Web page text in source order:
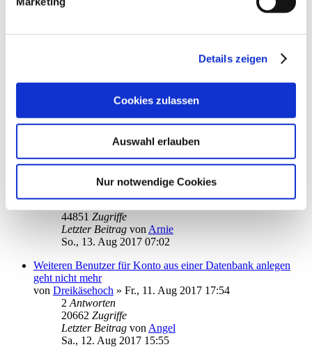
Details zeigen
Cookies zulassen
Auswahl erlauben
Nur notwendige Cookies
3
Letzter Beitragvonaudiolet
vonPepo»Fr., 11. Aug 2017 11:42
Zugriffe
Letzter BeitragvonPepo
vonArnie»Mi., 19. Jul 2017 15:22
44851 Zugriffe
Letzter Beitrag von Arnie
So., 13. Aug 2017 07:02
Weiteren Benutzer für Konto aus einer Datenbank anlegen
geht nicht mehr
von Dreikäsehoch » Fr., 11. Aug 2017 17:54
2 Antworten
20662 Zugriffe
Letzter Beitrag von Angel
Sa., 12. Aug 2017 15:55